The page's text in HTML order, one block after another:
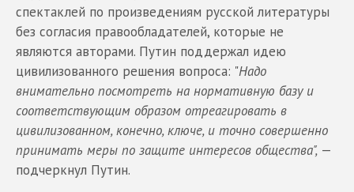
спектаклей по произведениям русской литературы
без согласия правообладателей, которые не
являются авторами. Путин поддержал идею
цивилизованного решения вопроса: "Надо
внимательно посмотреть на нормативную базу и
соответствующим образом отреагировать в
цивилизованном, конечно, ключе, и точно совершенно
принимать меры по защите интересов общества", —
подчеркнул Путин.